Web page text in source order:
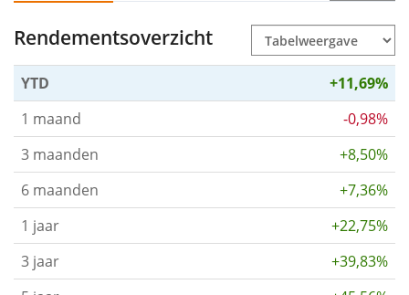
Rendementsoverzicht
YTD
+11,69%
1 maand
-0,98%
3 maanden
+8,50%
6 maanden
+7,36%
1 jaar
+22,75%
3 jaar
+39,83%